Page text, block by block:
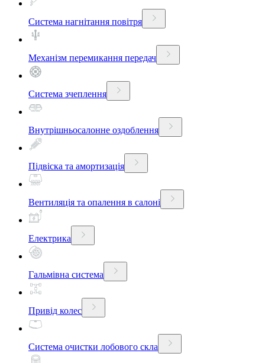
Система нагнітання повітря
Механізм перемикання передач
Система зчеплення
Внутрішньосалонне оздоблення
Підвіска та амортизація
Вентиляція та опалення в салоні
Електрика
Гальмівна система
Привід колес
Система очистки лобового скла